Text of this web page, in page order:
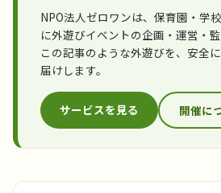
NPO法人ゼロワンは、保育園・学
に外遊びイベントの企画・運営・監
この記事のような外遊びを、安全
届けします。
サービスを見る 開催に